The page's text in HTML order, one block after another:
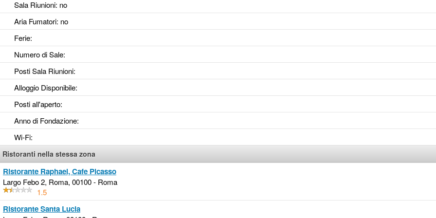
Sala Riunioni: no
Aria Fumatori: no
Ferie:
Numero di Sale:
Posti Sala Riunioni:
Alloggio Disponibile:
Posti all'aperto:
Anno di Fondazione:
Wi-Fi:
Ristoranti nella stessa zona
Ristorante Raphael, Cafe Picasso
Largo Febo 2, Roma, 00100 - Roma
1.5
Ristorante Santa Lucia